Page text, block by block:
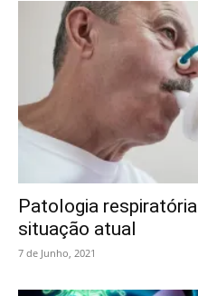
Patologia
situação atual
7 de Junho, 2021